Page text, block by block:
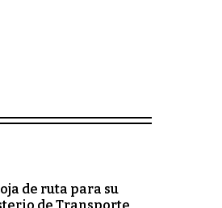
de ruta para su
de Transporte